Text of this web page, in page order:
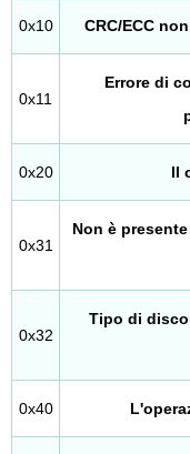
0x10 CRC/ECC
0x11
Errore di
0x20 Il
0x31
Non è
0x32
Tipo di disco
0x40